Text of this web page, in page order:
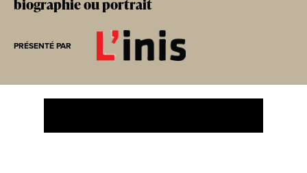
biographie ou portrait
PRÉSENTÉ PAR